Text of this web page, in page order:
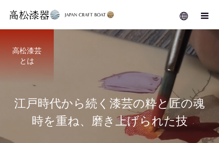
高松漆芸
とは
江 戸時代から続 く 漆芸の粋と匠の魂
時を重ね、 磨き 上げられた技